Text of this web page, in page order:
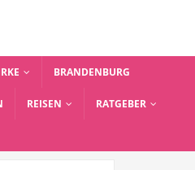
BRANDENBURG
REISEN RATGEBER